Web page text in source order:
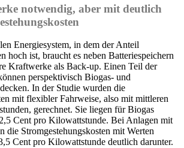
notwendig, aber mit deutlich
Energiesystem, in dem der Anteil
hoch ist, braucht es neben Batteriespeichern
Kraftwerke als Back-up. Einen Teil der
perspektivisch Biogas- und
In der Studie wurden die
mit flexibler Fahrweise, also mit mittleren
gerechnet. Sie liegen für Biogas
Cent pro Kilowattstunde. Bei Anlagen mit
die Stromgestehungskosten mit Werten
Cent pro Kilowattstunde deutlich darunter.